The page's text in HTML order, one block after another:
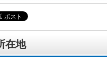
在地